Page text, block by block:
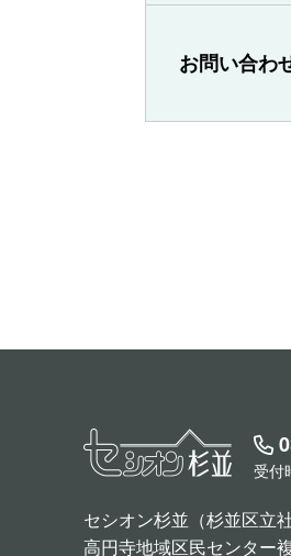
お問い合わ
受付
セシオン杉並（杉並区立
高円寺地域区民センター